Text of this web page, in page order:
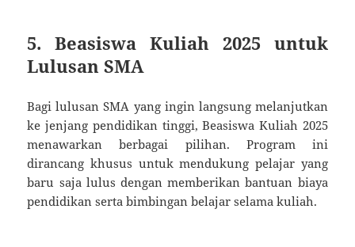
5. Beasiswa Kuliah 2025 untuk
Lulusan SMA
Bagi lulusan SMA yang ingin langsung melanjutkan
ke jenjang pendidikan tinggi, Beasiswa Kuliah 2025
menawarkan berbagai pilihan. Program ini
dirancang khusus untuk mendukung pelajar yang
baru saja lulus dengan memberikan bantuan biaya
pendidikan serta bimbingan belajar selama kuliah.